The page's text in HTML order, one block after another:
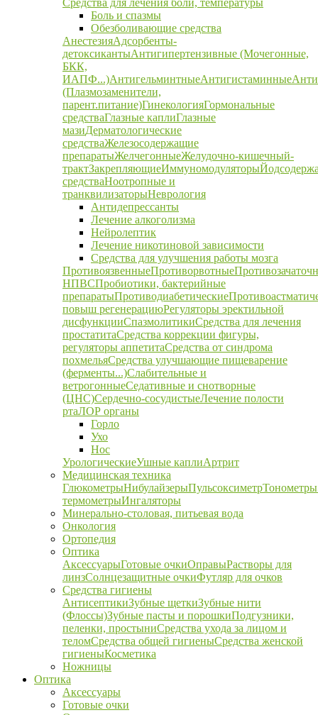
Средства для лечения боли, температуры
Боль и спазмы
Обезболивающие средства
АнестезияАдсорбенты-
детоксикантыАнтигипертензивные (Мочегонные,
БКК,
ИАПФ...)АнтигельминтныеАнтигистаминные
(Плазмозаменители,
парент.питание)ГинекологияГормональные
средстваГлазные каплиГлазные
мазиДерматологические
средстваЖелезосодержащие
препаратыЖелчегонныеЖелудочно-кишечный-
трактЗакрепляющиеИммуномодуляторы
средстваНоотропные и
транквилизаторыНеврология
Антидепрессанты
Лечение алкоголизма
Нейролептик
Лечение никотиновой зависимости
Средства для улучшения работы мозга
ПротивоязвенныеПротиворвотные
НПВСПробиотики, бактерийные
препаратыПротиводиабетические
повыш регенерациюРегуляторы эректильной
дисфункцииСпазмолитикиСредства для лечения
простатитаСредства коррекции фигуры,
регуляторы аппетитаСредства от синдрома
похмельяСредства улучшающие пищеварение
(ферменты...)Слабительные и
ветрогонныеСедативные и снотворные
(ЦНС)Сердечно-сосудистыеЛечение полости
ртаЛОР органы
Горло
Ухо
Нос
УрологическиеУшные каплиАртрит
Медицинская техника
ГлюкометрыНибулайзерыПульсоксиметрТонометры
термометрыИнгаляторы
Минерально-столовая, питьевая вода
Онкология
Ортопедия
Оптика
АксессуарыГотовые очкиОправыРастворы для
линзСолнцезащитные очкиФутляр для очков
Средства гигиены
АнтисептикиЗубные щеткиЗубные нити
(Флоссы)Зубные пасты и порошкиПодгузники,
пеленки, простыниСредства ухода за лицом и
теломСредства общей гигиеныСредства женской
гигиеныКосметика
Ножницы
Оптика
Аксессуары
Готовые очки